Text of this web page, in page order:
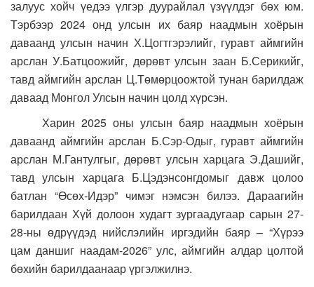
залуус хойч үедээ үлгэр дуурайлал үзүүлдэг бөх юм.
Тэрбээр 2024 онд улсын их баяр наадмын хоёрын
даваанд улсын начин Х.Цогтгэрэлийг, гуравт аймгийн
арслан У.Батцоожийг, дөрөвт улсын заан Б.Серикийг,
тавд аймгийн арслан Ц.Төмөрцоожтой тунан барилдаж
даваад Монгол Улсын начин цолд хүрсэн.
Харин 2025 оны улсын баяр наадмын хоёрын
даваанд аймгийн арслан Б.Сэр-Одыг, гуравт аймгийн
арслан М.Гантулгыг, дөрөвт улсын харцага Э.Дашийг,
тавд улсын харцага Б.Цэдэнсонгдомыг давж цолоо
батлан “Өсөх-Идэр” чимэг нэмсэн билээ. Дараагийн
барилдаан Хүй долоон худагт зургаадугаар сарын 27-
28-ны өдрүүдэд нийслэлийн иргэдийн баяр – “Хүрээ
цам даншиг наадам-2026” улс, аймгийн алдар цолтой
бөхийн барилдаанаар үргэлжилнэ.